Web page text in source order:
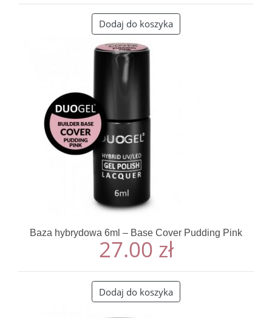
Dodaj do koszyka
Baza hybrydowa 6ml – Base Cover Pudding Pink
27.00 zł
Dodaj do koszyka